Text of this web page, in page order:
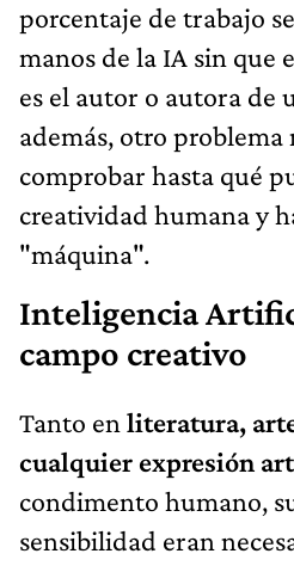
porcentaje de trabajo
manos de la IA sin que
es el autor o autora de
además, otro problema
comprobar hasta qué
creatividad humana y
"máquina".
Inteligencia
campo creativo
Tanto en literatura,
cualquier expresión
condimento humano,
sensibilidad eran